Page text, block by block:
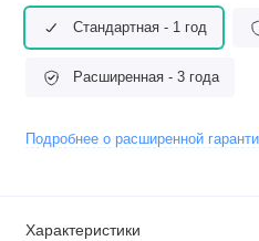
Стандартная - 1 год
Расширенная - 3 года
Подробнее о расширенной
Характеристики